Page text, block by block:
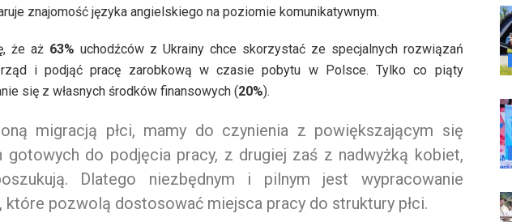
znajomość języka angielskiego na poziomie komunikatywnym.
że aż 63% uchodźców z Ukrainy chce skorzystać ze specjalnych rozwiązań
i podjąć pracę zarobkową w czasie pobytu w Polsce. Tylko co piąty
się z własnych środków finansowych (20%).
migracją płci, mamy do czynienia z powiększającym się
gotowych do podjęcia pracy, z drugiej zaś z nadwyżką kobiet,
Dlatego niezbędnym i pilnym jest wypracowanie
które pozwolą dostosować miejsca pracy do struktury płci.